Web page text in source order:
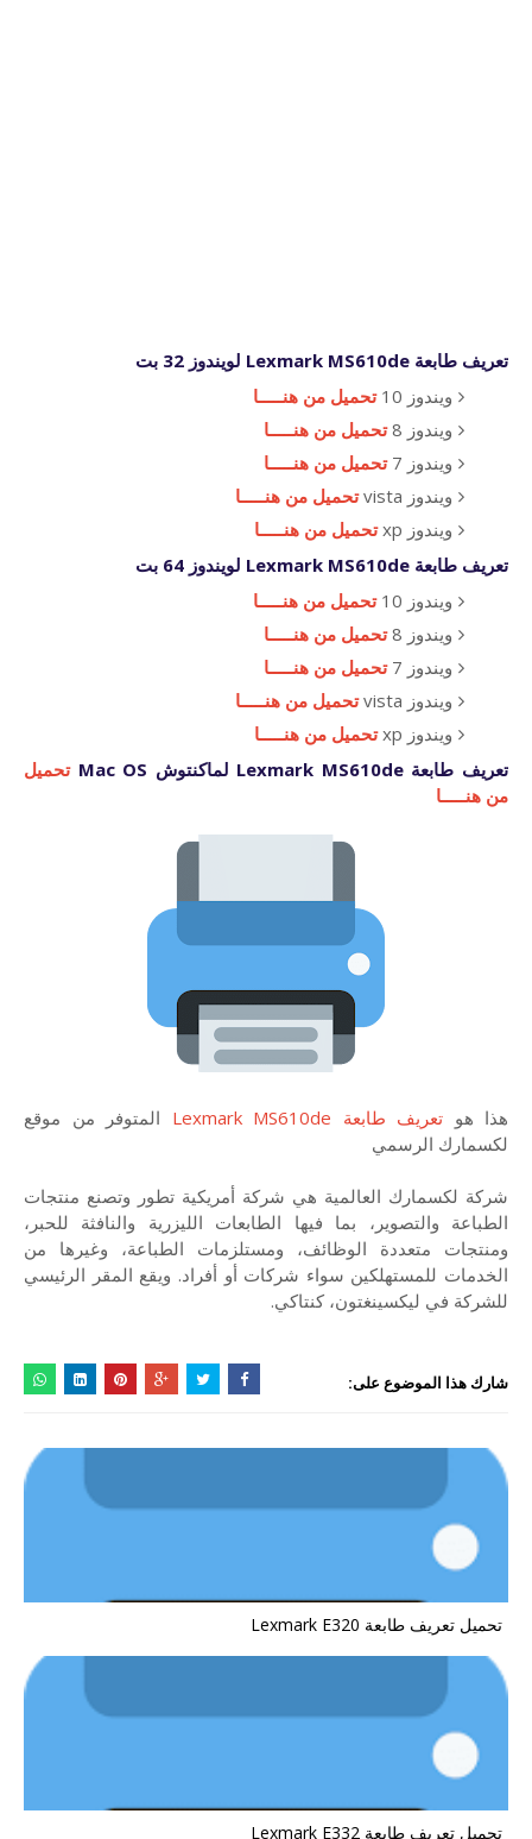
تعريف طابعة Lexmark MS610de لويندوز 32 بت
ويندوز 10
تحميل من هنـــــا
ويندوز 8
تحميل من هنـــــا
ويندوز 7
تحميل من هنـــــا
ويندوز vista
تحميل من هنـــــا
ويندوز xp
تحميل من هنـــــا
تعريف طابعة Lexmark MS610de لويندوز 64 بت
ويندوز 10
تحميل من هنـــــا
ويندوز 8
تحميل من هنـــــا
ويندوز 7
تحميل من هنـــــا
ويندوز vista
تحميل من هنـــــا
ويندوز xp
تحميل من هنـــــا
تعريف طابعة Lexmark MS610de لماكنتوش Mac OS
تحميل
من هنـــــا
هذا هو تعريف طابعة Lexmark MS610de
المتوفر من موقع
لكسمارك الرسمي
شركة لكسمارك العالمية هي شركة أمريكية تطور وتصنع منتجات
الطباعة والتصوير، بما فيها الطابعات الليزرية والنافثة للحبر،
ومنتجات متعددة الوظائف، ومستلزمات الطباعة، وغيرها من
الخدمات للمستهلكين سواء شركات أو أفراد. ويقع المقر الرئيسي
للشركة في ليكسينغتون، كنتاكي.
شارك هذا الموضوع على:
تحميل تعريف طابعة Lexmark E320
تحميل تعريف طابعة Lexmark E332